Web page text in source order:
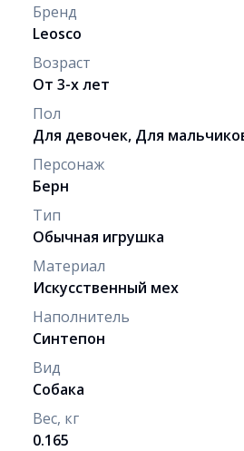
Бренд
Leosco
Возраст
От 3-х лет
Пол
Для девочек, Для
Персонаж
Берн
Тип
Обычная игрушка
Материал
Искусственный мех
Наполнитель
Синтепон
Вид
Собака
Вес, кг
0.165